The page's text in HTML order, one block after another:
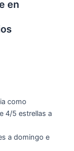
en
como
4/5 estrellas a
a domingo e